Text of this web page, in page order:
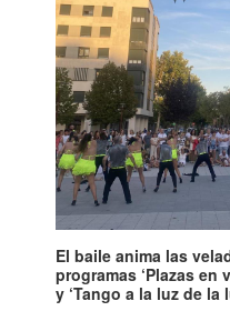
El baile anima las
programas ‘Plazas en
y ‘Tango a la luz de la